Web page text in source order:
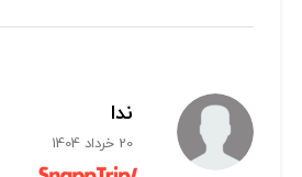
ندا
20 خرداد 1404